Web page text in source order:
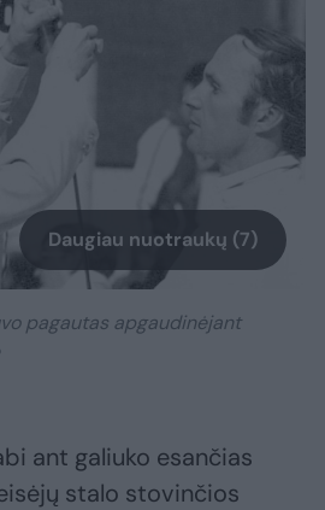
Daugiau nuotraukų (7)
pagautas apgaudinėjant
ant galiuko esančias
stalo stovinčios